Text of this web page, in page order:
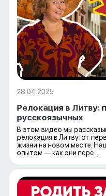
28.04.2025
Релокация в Литву:
русскоязычных
В этом видео мы
релокация в Литву: от
жизни на новом месте.
опытом — как они пере...